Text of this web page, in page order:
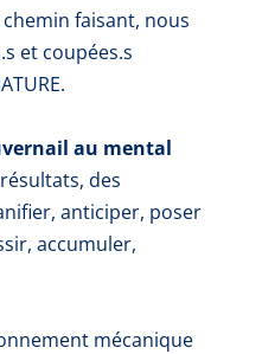
faisant, nous
et coupées.s
au mental
des
anticiper, poser
accumuler,
mécanique